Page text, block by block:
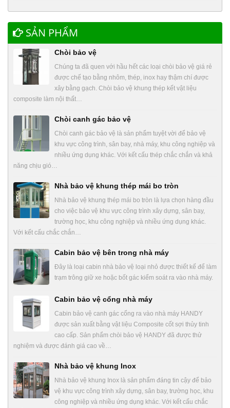
SẢN PHẨM
Chòi bảo vệ
Chúng ta đã quen với hầu hết các loại chòi bảo vệ giá rẻ
được chế tạo bằng nhôm, thép, inox hay thậm chí được
xây bằng gạch. Chòi bảo vệ khung thép kết vật liệu
composite làm nội thất…
Chòi canh gác bảo vệ
Chòi canh gác bảo vệ là sản phẩm tuyệt vời để bảo vệ
khu vực công trình, sân bay, nhà máy, khu công nghiệp và
nhiều ứng dụng khác. Với kết cấu thép chắc chắn và khả
năng chịu gió…
Nhà bảo vệ khung thép mái bo tròn
Nhà bảo vệ khung thép mái bo tròn là lựa chọn hàng đầu
cho việc bảo vệ khu vực công trình xây dựng, sân bay,
trường học, khu công nghiệp và nhiều ứng dụng khác.
Với kết cấu chắc chắn…
Cabin bảo vệ bên trong nhà máy
Đây là loại cabin nhà bảo vệ loại nhỏ được thiết kế để làm
trạm trông giữ xe hoặc bốt gác kiểm soát ra vào nhà máy.
Cabin bảo vệ cổng nhà máy
Cabin bảo vệ canh gác cổng ra vào nhà máy HANDY
được sản xuất bằng vật liệu Composite cốt sợi thủy tinh
cao cấp. Sản phẩm chòi bảo vệ HANDY đã được thử
nghiệm và được đánh giá cao về…
Nhà bảo vệ khung Inox
Nhà bảo vệ khung Inox là sản phẩm đáng tin cậy để bảo
vệ khu vực công trình xây dựng, sân bay, trường học, khu
công nghiệp và nhiều ứng dụng khác. Với kết cấu chắc